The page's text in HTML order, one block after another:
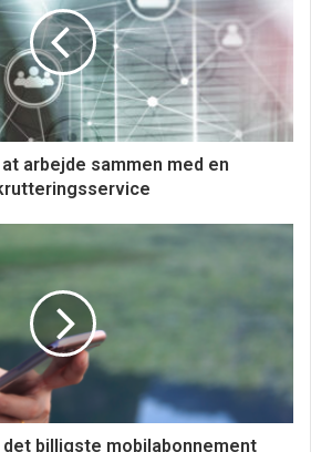
Table fotoalbum, vil du
ofte er designet med løse sider,
til netop den smag og den
formidle med dine billeder.
tilføje nye billeder til albummet
arbejde sammen med en
det billigste mobilabonnement